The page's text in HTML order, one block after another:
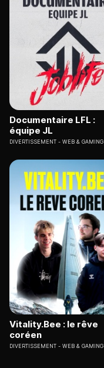
Documentaire LFL :
équipe JL
DIVERTISSEMENT WEB & GAMING
Vitality.Bee : le rêve
coréen
DIVERTISSEMENT WEB & GAMING